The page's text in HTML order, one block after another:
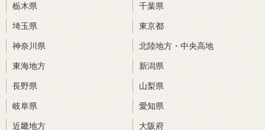
栃木県 千葉県
埼玉県 東京都
神奈川県 北陸地方・中央高地
東海地方 新潟県
長野県 山梨県
岐阜県 愛知県
近畿地方 大阪府